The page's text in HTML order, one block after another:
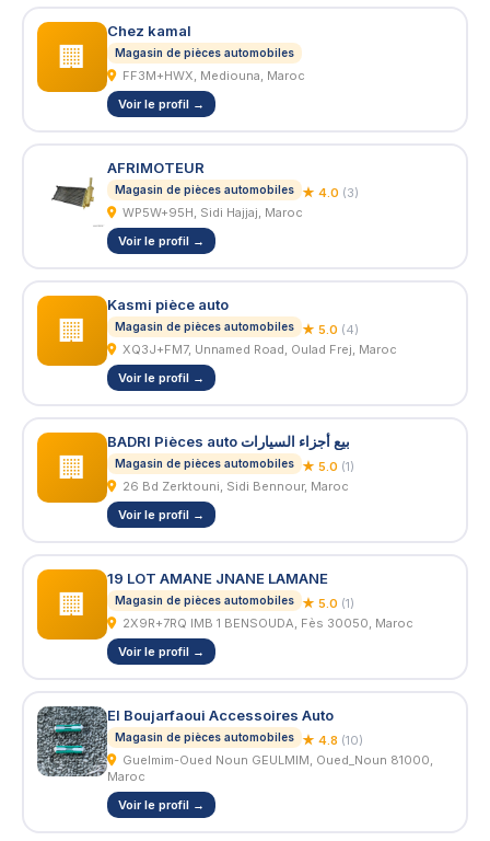
🏢
Chez kamal
Magasin de pièces automobiles
FF3M+HWX, Mediouna, Maroc
Voir le profil →
AFRIMOTEUR
Magasin de pièces automobiles ★ 4.0 (3)
WP5W+95H, Sidi Hajjaj, Maroc
Voir le profil →
🏢
Kasmi pièce auto
Magasin de pièces automobiles ★ 5.0 (4)
XQ3J+FM7, Unnamed Road, Oulad Frej, Maroc
Voir le profil →
🏢
BADRI Pièces auto بيع أجزاء السيارات
Magasin de pièces automobiles ★ 5.0 (1)
26 Bd Zerktouni, Sidi Bennour, Maroc
Voir le profil →
🏢
19 LOT AMANE JNANE LAMANE
Magasin de pièces automobiles ★ 5.0 (1)
2X9R+7RQ IMB 1 BENSOUDA, Fès 30050, Maroc
Voir le profil →
El Boujarfaoui Accessoires Auto
Magasin de pièces automobiles ★ 4.8 (10)
Maroc
Voir le profil →